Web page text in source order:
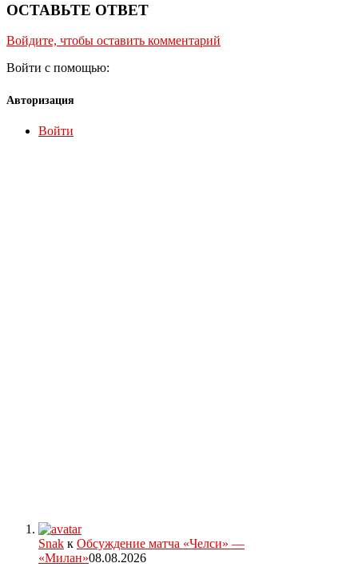
ОСТАВЬТЕ ОТВЕТ
Войдите, чтобы оставить комментарий
Войти с помощью:
Авторизация
Войти
Snak к Обсуждение матча «Челси» —
«Милан»08.08.2026